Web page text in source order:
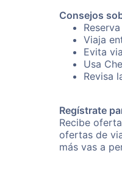
Consejos
Viaja
Evita
Usa
Revisa
Regístrate
Recibe
ofertas de
más vas a